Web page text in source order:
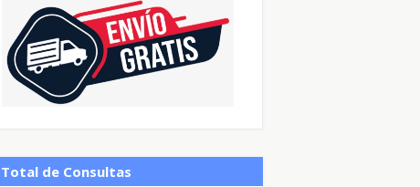
Total de Consultas